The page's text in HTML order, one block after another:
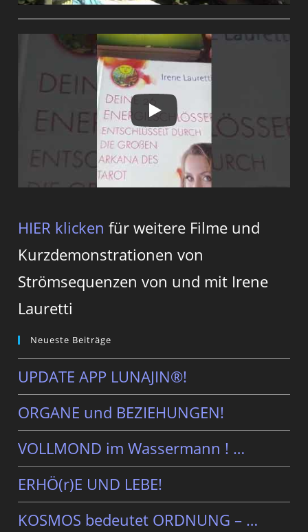
HIER klicken für weitere Filme und
Kurzdemonstrationen von
Strömsequenzen von und mit Irene
Lauretti
Neueste Beiträge
UPDATE APP LUNAJIN®!
ORGANE und BEZIEHUNGEN!
VOLLMOND im Wassermann ! …
ERHÖ(r)E UND LEBE!
KOSMOS bedeutet ORDNUNG – …